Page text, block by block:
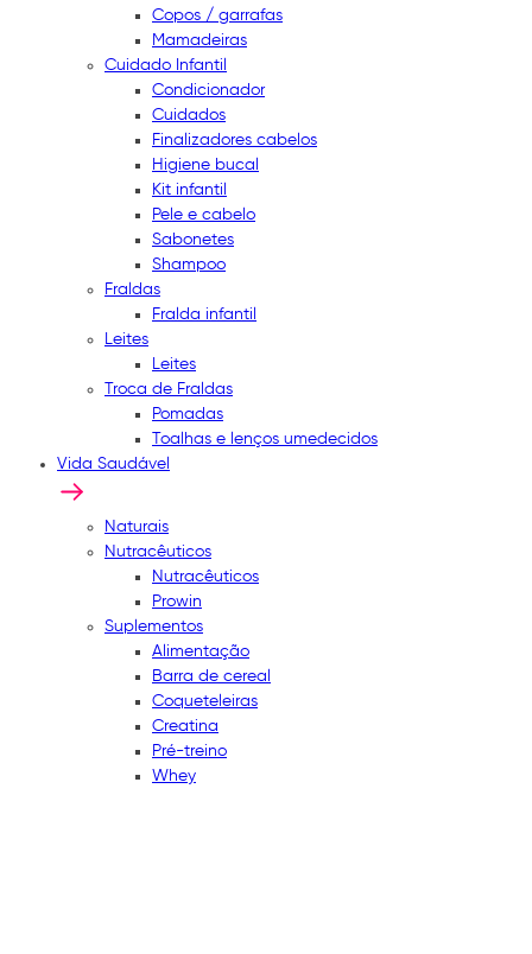
Copos / garrafas
Mamadeiras
Cuidado Infantil
Condicionador
Cuidados
Finalizadores cabelos
Higiene bucal
Kit infantil
Pele e cabelo
Sabonetes
Shampoo
Fraldas
Fralda infantil
Leites
Leites
Troca de Fraldas
Pomadas
Toalhas e lenços umedecidos
Vida Saudável
Naturais
Nutracêuticos
Nutracêuticos
Prowin
Suplementos
Alimentação
Barra de cereal
Coqueteleiras
Creatina
Pré-treino
Whey